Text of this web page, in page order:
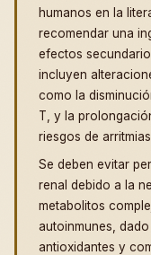
humanos en la
recomendar una
efectos
incluyen
como la
T, y la
riesgos de
Se deben evitar
renal debido a la
metabolitos
autoinmunes,
antioxidantes y